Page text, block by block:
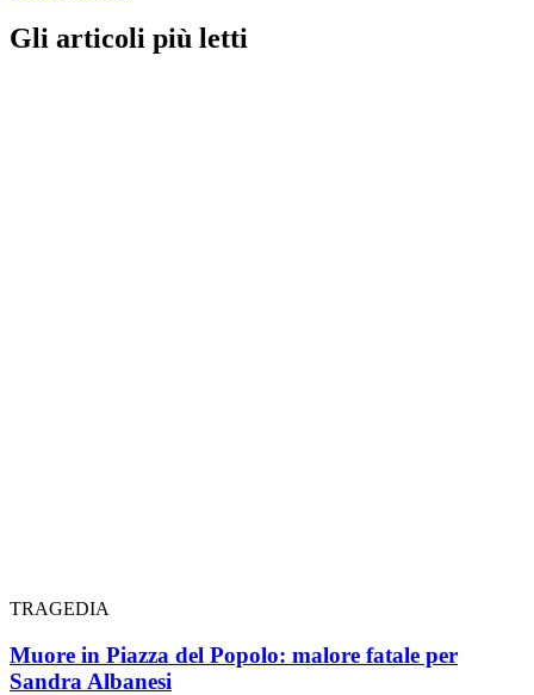
Gli articoli più letti
TRAGEDIA
Muore in Piazza del Popolo: malore fatale per
Sandra Albanesi